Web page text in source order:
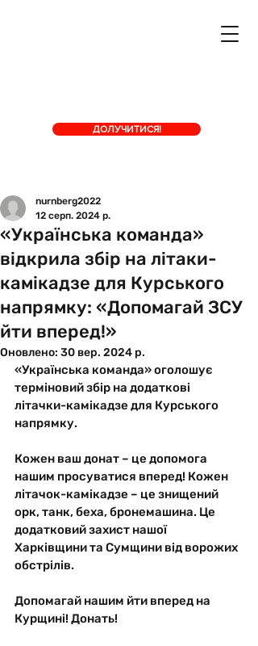
ДОЛУЧИТИСЯ!
«Українська команда»
відкрила збір на літаки-
камікадзе для Курського
напрямку: «Допомагай ЗСУ
йти вперед!»
nurnberg2022
12 серп. 2024 р.
Оновлено: 30 вер. 2024 р.
«Українська команда» оголошує
терміновий збір на додаткові
літачки-камікадзе для Курського
напрямку.
Кожен ваш донат – це допомога
нашим просуватися вперед! Кожен
літачок-камікадзе – це знищений
орк, танк, беха, бронемашина. Це
додатковий захист нашої
Харківщини та Сумщини від ворожих
обстрілів.
Допомагай нашим йти вперед на
Курщині! Донать!